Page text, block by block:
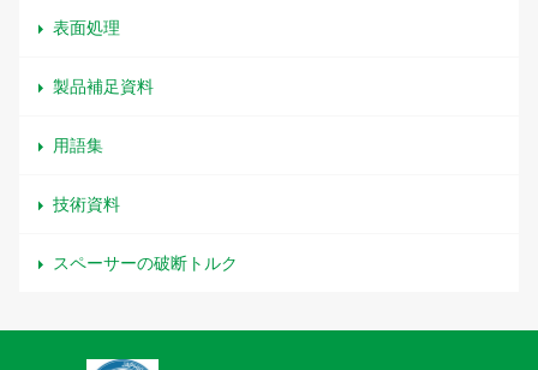
表面処理
製品補足資料
用語集
技術資料
スペーサーの破断トルク